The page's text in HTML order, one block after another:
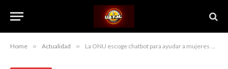
Home » Actualidad » La ONU escoge chatbot para ayudar a mujeres maltratadas; incluye a República Dominicana